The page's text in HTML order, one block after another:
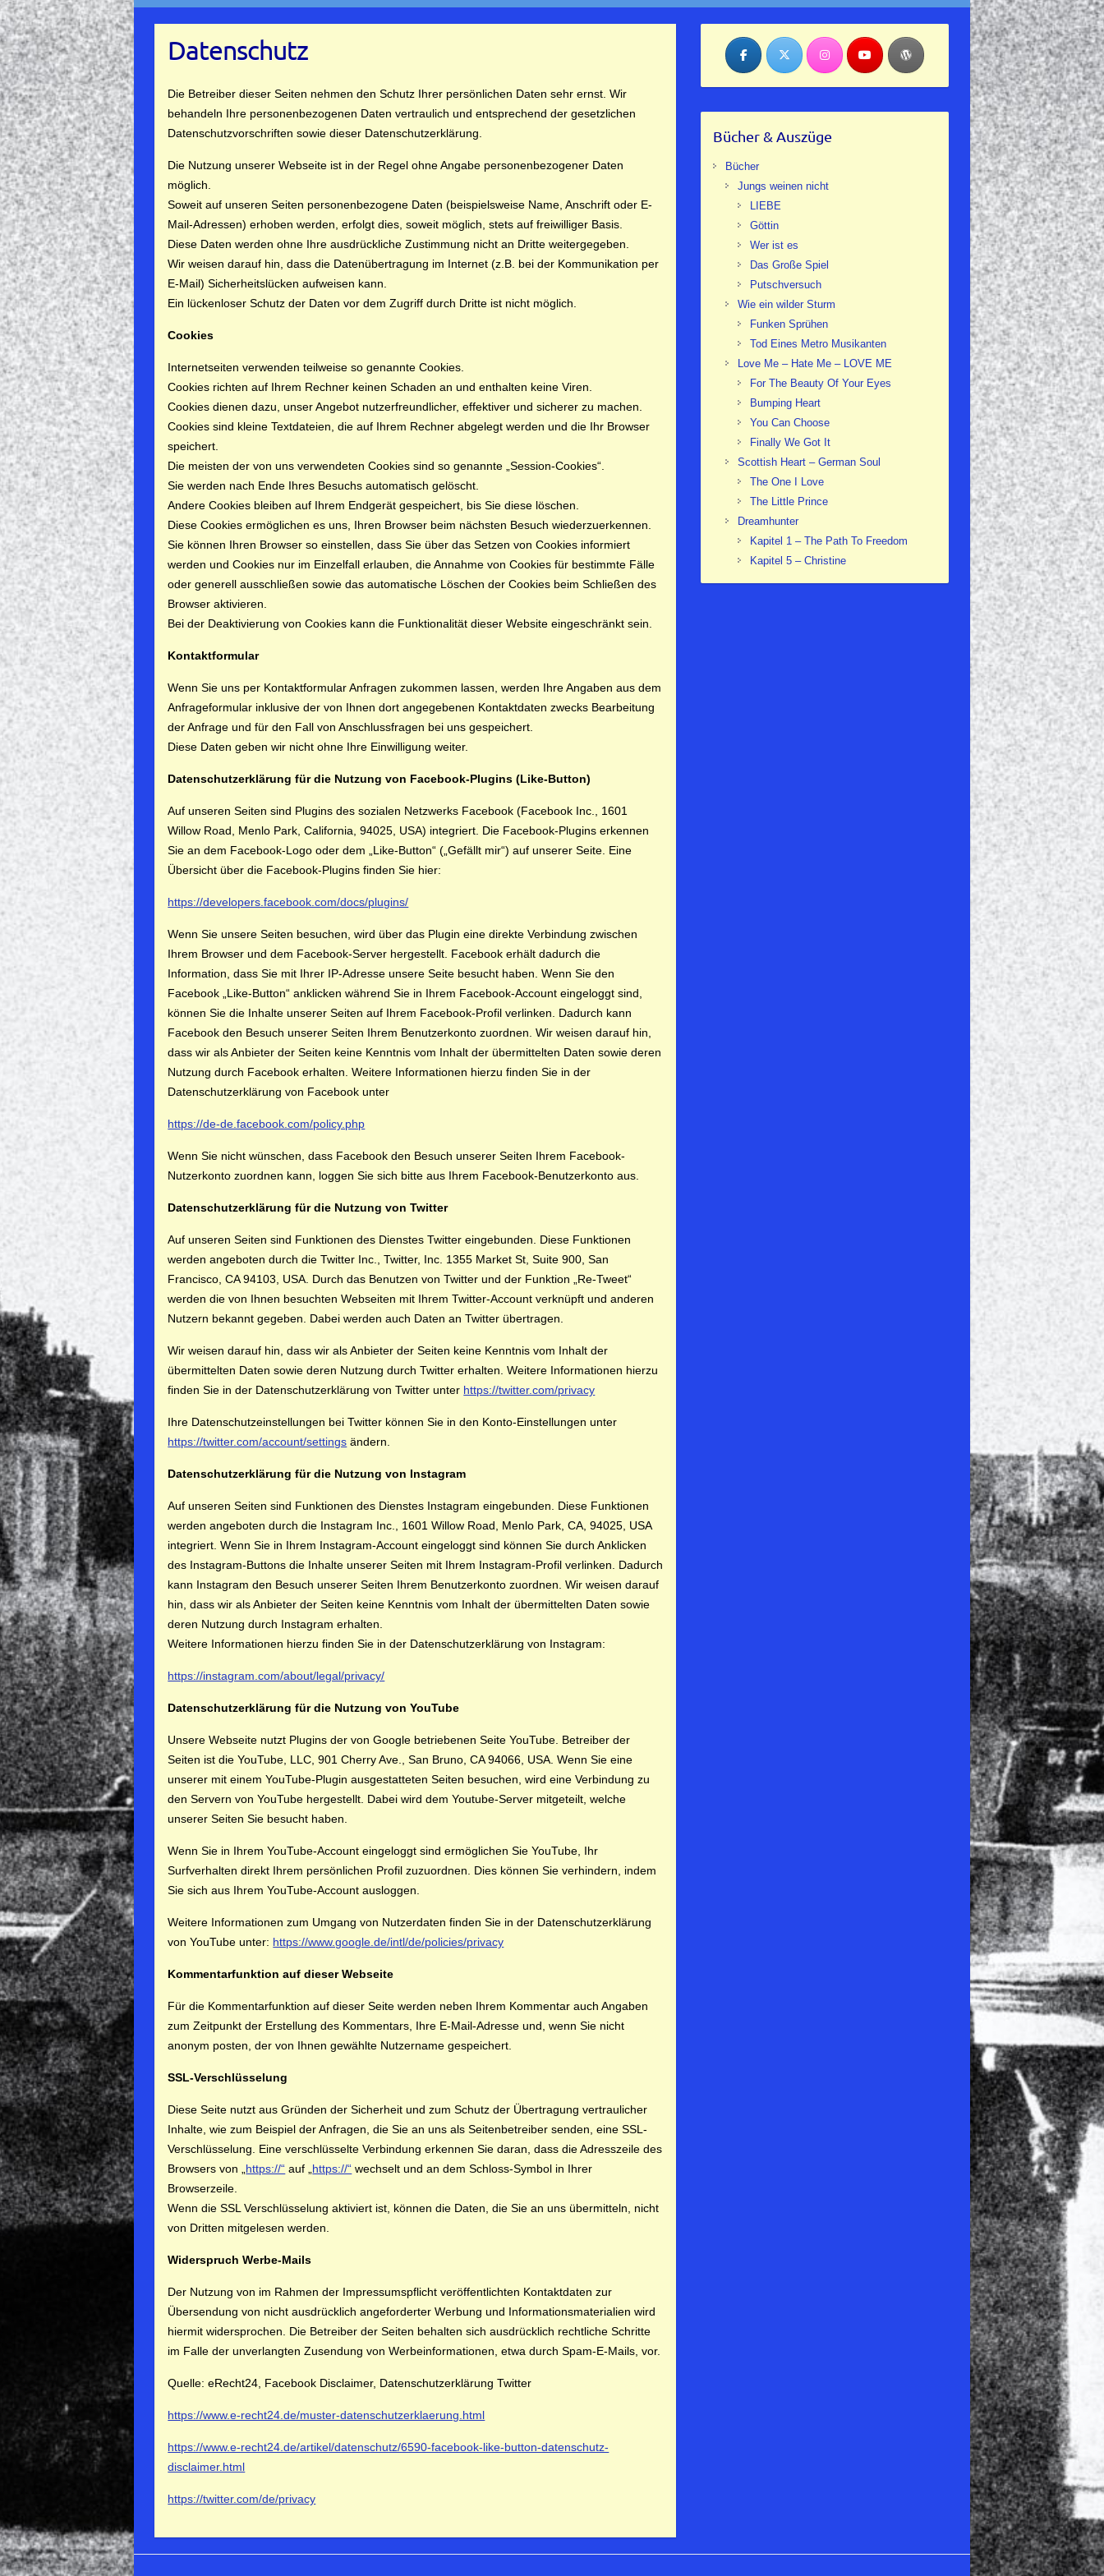
Datenschutz
Die Betreiber dieser Seiten nehmen den Schutz Ihrer persönlichen Daten sehr ernst. Wir
behandeln Ihre personenbezogenen Daten vertraulich und entsprechend der gesetzlichen
Datenschutzvorschriften sowie dieser Datenschutzerklärung.
Die Nutzung unserer Webseite ist in der Regel ohne Angabe personenbezogener Daten
möglich.
Soweit auf unseren Seiten personenbezogene Daten (beispielsweise Name, Anschrift oder E-
Mail-Adressen) erhoben werden, erfolgt dies, soweit möglich, stets auf freiwilliger Basis.
Diese Daten werden ohne Ihre ausdrückliche Zustimmung nicht an Dritte weitergegeben.
Wir weisen darauf hin, dass die Datenübertragung im Internet (z.B. bei der Kommunikation per
E-Mail) Sicherheitslücken aufweisen kann.
Ein lückenloser Schutz der Daten vor dem Zugriff durch Dritte ist nicht möglich.
Cookies
Internetseiten verwenden teilweise so genannte Cookies.
Cookies richten auf Ihrem Rechner keinen Schaden an und enthalten keine Viren.
Cookies dienen dazu, unser Angebot nutzerfreundlicher, effektiver und sicherer zu machen.
Cookies sind kleine Textdateien, die auf Ihrem Rechner abgelegt werden und die Ihr Browser
speichert.
Die meisten der von uns verwendeten Cookies sind so genannte „Session-Cookies“.
Sie werden nach Ende Ihres Besuchs automatisch gelöscht.
Andere Cookies bleiben auf Ihrem Endgerät gespeichert, bis Sie diese löschen.
Diese Cookies ermöglichen es uns, Ihren Browser beim nächsten Besuch wiederzuerkennen.
Sie können Ihren Browser so einstellen, dass Sie über das Setzen von Cookies informiert
werden und Cookies nur im Einzelfall erlauben, die Annahme von Cookies für bestimmte Fälle
oder generell ausschließen sowie das automatische Löschen der Cookies beim Schließen des
Browser aktivieren.
Bei der Deaktivierung von Cookies kann die Funktionalität dieser Website eingeschränkt sein.
Kontaktformular
Wenn Sie uns per Kontaktformular Anfragen zukommen lassen, werden Ihre Angaben aus dem
Anfrageformular inklusive der von Ihnen dort angegebenen Kontaktdaten zwecks Bearbeitung
der Anfrage und für den Fall von Anschlussfragen bei uns gespeichert.
Diese Daten geben wir nicht ohne Ihre Einwilligung weiter.
Datenschutzerklärung für die Nutzung von Facebook-Plugins (Like-Button)
Auf unseren Seiten sind Plugins des sozialen Netzwerks Facebook (Facebook Inc., 1601
Willow Road, Menlo Park, California, 94025, USA) integriert. Die Facebook-Plugins erkennen
Sie an dem Facebook-Logo oder dem „Like-Button“ („Gefällt mir“) auf unserer Seite. Eine
Übersicht über die Facebook-Plugins finden Sie hier:
https://developers.facebook.com/docs/plugins/
Wenn Sie unsere Seiten besuchen, wird über das Plugin eine direkte Verbindung zwischen
Ihrem Browser und dem Facebook-Server hergestellt. Facebook erhält dadurch die
Information, dass Sie mit Ihrer IP-Adresse unsere Seite besucht haben. Wenn Sie den
Facebook „Like-Button“ anklicken während Sie in Ihrem Facebook-Account eingeloggt sind,
können Sie die Inhalte unserer Seiten auf Ihrem Facebook-Profil verlinken. Dadurch kann
Facebook den Besuch unserer Seiten Ihrem Benutzerkonto zuordnen. Wir weisen darauf hin,
dass wir als Anbieter der Seiten keine Kenntnis vom Inhalt der übermittelten Daten sowie deren
Nutzung durch Facebook erhalten. Weitere Informationen hierzu finden Sie in der
Datenschutzerklärung von Facebook unter
https://de-de.facebook.com/policy.php
Wenn Sie nicht wünschen, dass Facebook den Besuch unserer Seiten Ihrem Facebook-
Nutzerkonto zuordnen kann, loggen Sie sich bitte aus Ihrem Facebook-Benutzerkonto aus.
Datenschutzerklärung für die Nutzung von Twitter
Auf unseren Seiten sind Funktionen des Dienstes Twitter eingebunden. Diese Funktionen
werden angeboten durch die Twitter Inc., Twitter, Inc. 1355 Market St, Suite 900, San
Francisco, CA 94103, USA. Durch das Benutzen von Twitter und der Funktion „Re-Tweet“
werden die von Ihnen besuchten Webseiten mit Ihrem Twitter-Account verknüpft und anderen
Nutzern bekannt gegeben. Dabei werden auch Daten an Twitter übertragen.
Wir weisen darauf hin, dass wir als Anbieter der Seiten keine Kenntnis vom Inhalt der
übermittelten Daten sowie deren Nutzung durch Twitter erhalten. Weitere Informationen hierzu
finden Sie in der Datenschutzerklärung von Twitter unter https://twitter.com/privacy
Ihre Datenschutzeinstellungen bei Twitter können Sie in den Konto-Einstellungen unter
https://twitter.com/account/settings ändern.
Datenschutzerklärung für die Nutzung von Instagram
Auf unseren Seiten sind Funktionen des Dienstes Instagram eingebunden. Diese Funktionen
werden angeboten durch die Instagram Inc., 1601 Willow Road, Menlo Park, CA, 94025, USA
integriert. Wenn Sie in Ihrem Instagram-Account eingeloggt sind können Sie durch Anklicken
des Instagram-Buttons die Inhalte unserer Seiten mit Ihrem Instagram-Profil verlinken. Dadurch
kann Instagram den Besuch unserer Seiten Ihrem Benutzerkonto zuordnen. Wir weisen darauf
hin, dass wir als Anbieter der Seiten keine Kenntnis vom Inhalt der übermittelten Daten sowie
deren Nutzung durch Instagram erhalten.
Weitere Informationen hierzu finden Sie in der Datenschutzerklärung von Instagram:
https://instagram.com/about/legal/privacy/
Datenschutzerklärung für die Nutzung von YouTube
Unsere Webseite nutzt Plugins der von Google betriebenen Seite YouTube. Betreiber der
Seiten ist die YouTube, LLC, 901 Cherry Ave., San Bruno, CA 94066, USA. Wenn Sie eine
unserer mit einem YouTube-Plugin ausgestatteten Seiten besuchen, wird eine Verbindung zu
den Servern von YouTube hergestellt. Dabei wird dem Youtube-Server mitgeteilt, welche
unserer Seiten Sie besucht haben.
Wenn Sie in Ihrem YouTube-Account eingeloggt sind ermöglichen Sie YouTube, Ihr
Surfverhalten direkt Ihrem persönlichen Profil zuzuordnen. Dies können Sie verhindern, indem
Sie sich aus Ihrem YouTube-Account ausloggen.
Weitere Informationen zum Umgang von Nutzerdaten finden Sie in der Datenschutzerklärung
von YouTube unter: https://www.google.de/intl/de/policies/privacy
Kommentarfunktion auf dieser Webseite
Für die Kommentarfunktion auf dieser Seite werden neben Ihrem Kommentar auch Angaben
zum Zeitpunkt der Erstellung des Kommentars, Ihre E-Mail-Adresse und, wenn Sie nicht
anonym posten, der von Ihnen gewählte Nutzername gespeichert.
SSL-Verschlüsselung
Diese Seite nutzt aus Gründen der Sicherheit und zum Schutz der Übertragung vertraulicher
Inhalte, wie zum Beispiel der Anfragen, die Sie an uns als Seitenbetreiber senden, eine SSL-
Verschlüsselung. Eine verschlüsselte Verbindung erkennen Sie daran, dass die Adresszeile des
Browsers von „https://“ auf „https://“ wechselt und an dem Schloss-Symbol in Ihrer
Browserzeile.
Wenn die SSL Verschlüsselung aktiviert ist, können die Daten, die Sie an uns übermitteln, nicht
von Dritten mitgelesen werden.
Widerspruch Werbe-Mails
Der Nutzung von im Rahmen der Impressumspflicht veröffentlichten Kontaktdaten zur
Übersendung von nicht ausdrücklich angeforderter Werbung und Informationsmaterialien wird
hiermit widersprochen. Die Betreiber der Seiten behalten sich ausdrücklich rechtliche Schritte
im Falle der unverlangten Zusendung von Werbeinformationen, etwa durch Spam-E-Mails, vor.
Quelle: eRecht24, Facebook Disclaimer, Datenschutzerklärung Twitter
https://www.e-recht24.de/muster-datenschutzerklaerung.html
https://www.e-recht24.de/artikel/datenschutz/6590-facebook-like-button-datenschutz-
disclaimer.html
https://twitter.com/de/privacy
Bücher & Auszüge
Bücher
Jungs weinen nicht
LIEBE
Göttin
Wer ist es
Das Große Spiel
Putschversuch
Wie ein wilder Sturm
Funken Sprühen
Tod Eines Metro Musikanten
Love Me – Hate Me – LOVE ME
For The Beauty Of Your Eyes
Bumping Heart
You Can Choose
Finally We Got It
Scottish Heart – German Soul
The One I Love
The Little Prince
Dreamhunter
Kapitel 1 – The Path To Freedom
Kapitel 5 – Christine